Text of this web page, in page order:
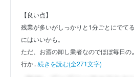
【良い点】
残業が多いがしっかりと1分ごとにでて
にはいいかも。
ただ、お酒の卸し業者なのでほぼ毎日の
行か...続きを読む(全271文字)